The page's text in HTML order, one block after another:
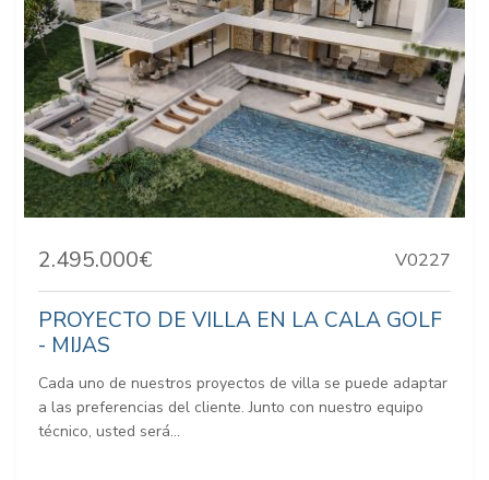
2.495.000€ V0227
PROYECTO DE VILLA EN LA CALA GOLF
- MIJAS
Cada uno de nuestros proyectos de villa se puede adaptar
a las preferencias del cliente. Junto con nuestro equipo
técnico, usted será...